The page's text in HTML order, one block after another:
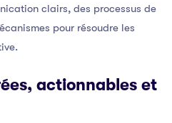
clairs, des processus de
pour résoudre les
actionnables et